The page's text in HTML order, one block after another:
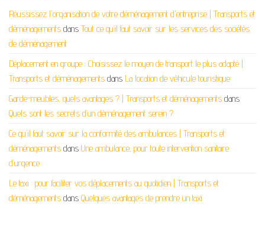
Réussissez l'organisation de votre déménagement d'entreprise | Transports et
déménagements dans Tout ce qu’il faut savoir sur les services des sociétés
de déménagement
Déplacement en groupe : Choisissez le moyen de transport le plus adapté |
Transports et déménagements dans La location de véhicule touristique
Garde-meubles, quels avantages ? | Transports et déménagements dans
Quels sont les secrets d’un déménagement serein ?
Ce qu'il faut savoir sur la conformité des ambulances | Transports et
déménagements dans Une ambulance, pour toute intervention sanitaire
d’urgence
Le taxi : pour faciliter vos déplacements au quotidien | Transports et
déménagements dans Quelques avantages de prendre un taxi